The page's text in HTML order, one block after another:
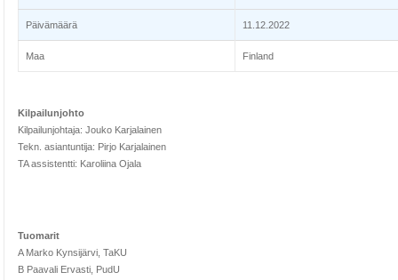
Päivämäärä 11.12.2022
Maa Finland
Kilpailunjohto
Kilpailunjohtaja: Jouko Karjalainen
Tekn. asiantuntija: Pirjo Karjalainen
TA assistentti: Karoliina Ojala
Tuomarit
A Marko Kynsijärvi, TaKU
B Paavali Ervasti, PudU